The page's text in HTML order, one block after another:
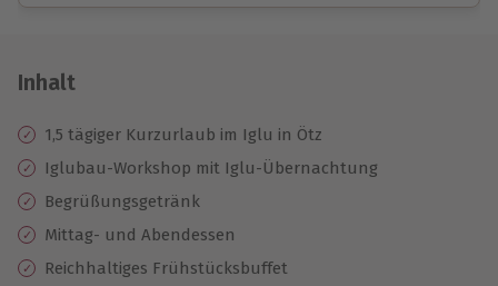
Jeder Gutschein für alle Erlebnisse einlösbar.
10 Jahre gültig & verlängerbar.
Inhalt
1,5 tägiger Kurzurlaub im Iglu in Ötz
Iglubau-Workshop mit Iglu-Übernachtung
Begrüßungsgetränk
Mittag- und Abendessen
Reichhaltiges Frühstücksbuffet